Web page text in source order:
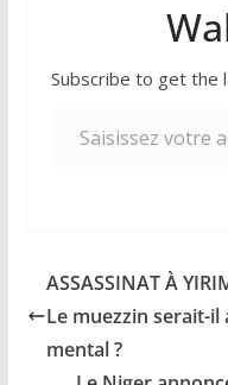
Subscribe to get the
ASSASSINAT À
Le muezzin serait-
mental ?